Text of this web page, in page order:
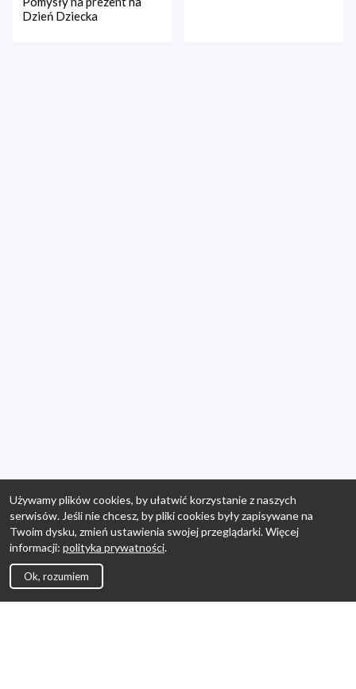
Dzień Dziecka
Używamy plików cookies, by ułatwić korzystanie z naszych
serwisów. Jeśli nie chcesz, by pliki cookies były zapisywane na
Twoim dysku, zmień ustawienia swojej przeglądarki. Więcej
informacji: polityka prywatności.
Ok, rozumiem